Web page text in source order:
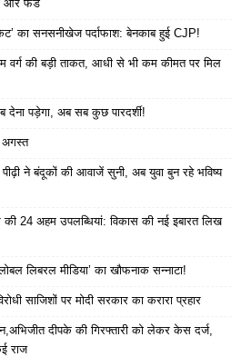
और फंड
का सनसनीखेज पर्दाफाश: बेनकाब हुई CJP!
वर्ग की बड़ी ताकत, आधी से भी कम कीमत पर मिल
देना पड़ेगा, अब सब कुछ पारदर्शी!
अगस्त
ने बंदूकों की आवाजें सुनी, अब युवा बुन रहे भविष्य
की 24 अहम उपलब्धियां: विकास की नई इबारत लिख
लिबरल मीडिया’ का खौफनाक सन्नाटा!
साजिशों पर मोदी सरकार का करारा प्रहार
दीपके की गिरफ्तारी को लेकर केस दर्ज,
राज